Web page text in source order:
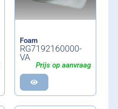
Foam
RG7192160000-
VA
Prijs op aanvraag